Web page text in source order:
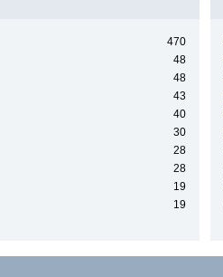
470
48
48
43
40
30
28
28
19
19